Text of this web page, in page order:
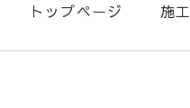
トップページ 施